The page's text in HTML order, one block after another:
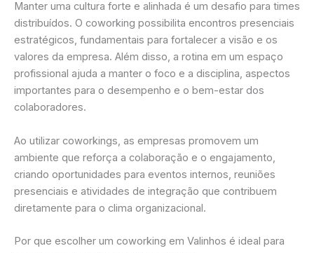
Manter uma cultura forte e alinhada é um desafio para times
distribuídos. O coworking possibilita encontros presenciais
estratégicos, fundamentais para fortalecer a visão e os
valores da empresa. Além disso, a rotina em um espaço
profissional ajuda a manter o foco e a disciplina, aspectos
importantes para o desempenho e o bem-estar dos
colaboradores.
Ao utilizar coworkings, as empresas promovem um
ambiente que reforça a colaboração e o engajamento,
criando oportunidades para eventos internos, reuniões
presenciais e atividades de integração que contribuem
diretamente para o clima organizacional.
Por que escolher um coworking em Valinhos é ideal para